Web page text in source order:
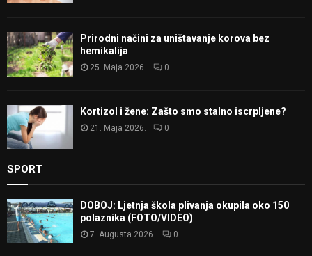
Prirodni načini za uništavanje korova bez
hemikalija
25. Maja 2026. 0
Kortizol i žene: Zašto smo stalno iscrpljene?
21. Maja 2026. 0
SPORT
DOBOJ: Ljetnja škola plivanja okupila oko 150
polaznika (FOTO/VIDEO)
7. Augusta 2026. 0